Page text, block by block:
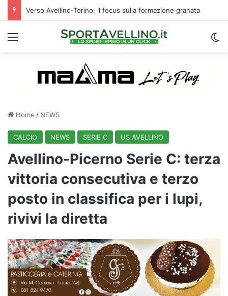
Verso Avellino-Torino, il focus sulla formazione granata
Menu
Home / NEWS
CALCIO NEWS SERIE C US AVELLINO
Avellino-Picerno Serie C: terza
vittoria consecutiva e terzo
posto in classifica per i lupi,
rivivi la diretta